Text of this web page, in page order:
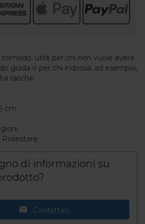
utile per chi non vuole avere
guida o per chi indossa, ad esempio,
tasche.
cm
Poliestere
di informazioni su
Contattaci